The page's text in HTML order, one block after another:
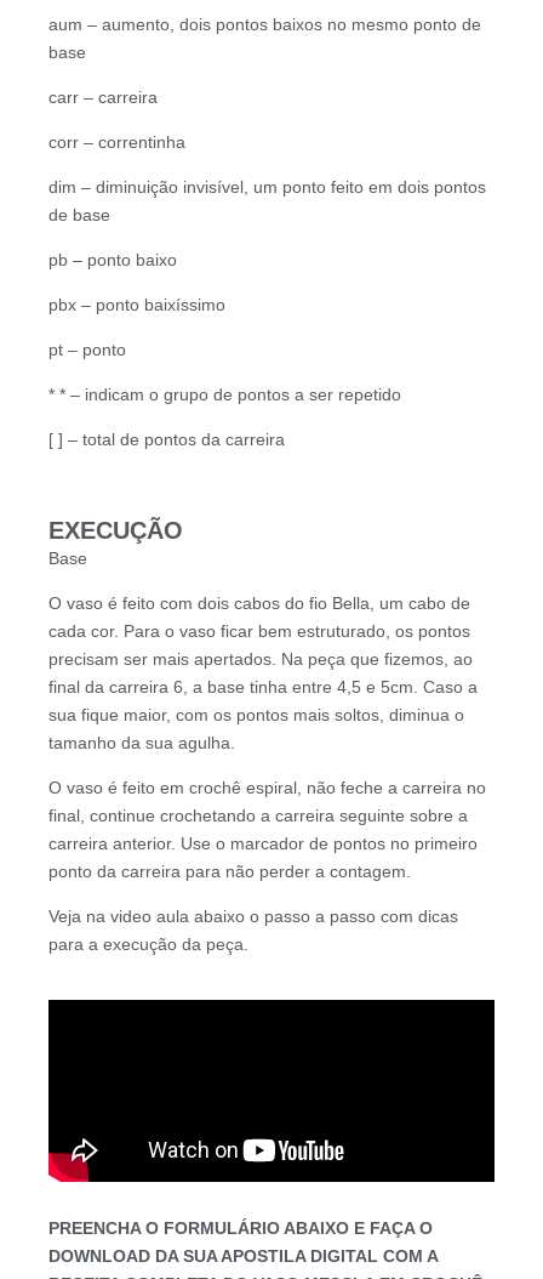
aum – aumento, dois pontos baixos no mesmo ponto de
base
carr – carreira
corr – correntinha
dim – diminuição invisível, um ponto feito em dois pontos
de base
pb – ponto baixo
pbx – ponto baixíssimo
pt – ponto
* * – indicam o grupo de pontos a ser repetido
[ ] – total de pontos da carreira
EXECUÇÃO
Base
O vaso é feito com dois cabos do fio Bella, um cabo de
cada cor. Para o vaso ficar bem estruturado, os pontos
precisam ser mais apertados. Na peça que fizemos, ao
final da carreira 6, a base tinha entre 4,5 e 5cm. Caso a
sua fique maior, com os pontos mais soltos, diminua o
tamanho da sua agulha.
O vaso é feito em crochê espiral, não feche a carreira no
final, continue crochetando a carreira seguinte sobre a
carreira anterior. Use o marcador de pontos no primeiro
ponto da carreira para não perder a contagem.
Veja na video aula abaixo o passo a passo com dicas
para a execução da peça.
PREENCHA O FORMULÁRIO ABAIXO E FAÇA O
DOWNLOAD DA SUA APOSTILA DIGITAL COM A